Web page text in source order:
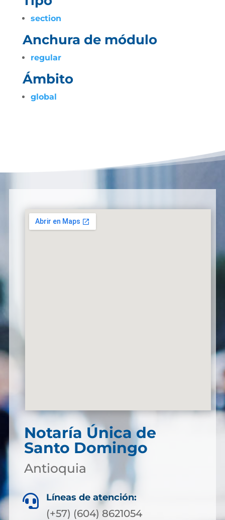
section
Anchura de módulo
regular
Ámbito
global
Notaría Única de
Santo Domingo
Antioquia
 Líneas de atención:
(+57) (604) 8621054